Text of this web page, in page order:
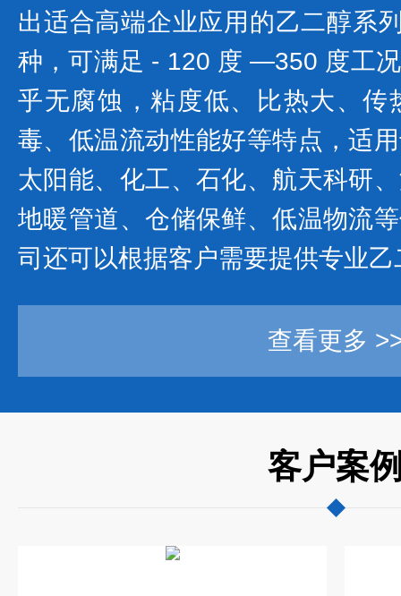
出适合高端企业应用的乙二醇系
种，可满足 - 120 度 —350 度工
乎无腐蚀，粘度低、比热大、传
毒、低温流动性能好等特点，适
太阳能、化工、石化、航天科研
地暖管道、仓储保鲜、低温物流
司还可以根据客户需要提供专业
查看更多
客户案